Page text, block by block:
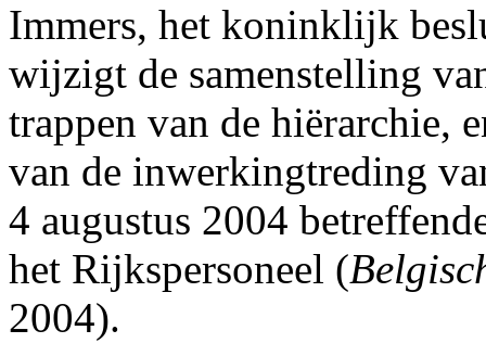
Immers, het koninklijk
wijzigt de samenstelling
trappen van de hiërarchie,
van de inwerkingtreding
4 augustus 2004
het Rijkspersoneel (
2004).